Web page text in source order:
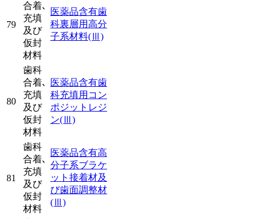
79
合着､
充填
及び
仮封
材料
医薬品含有歯
科裏層用高分
子系材料(Ⅲ)
80
歯科
合着､
充填
及び
仮封
材料
医薬品含有歯
科充填用コン
ポジットレジ
ン(Ⅲ)
81
歯科
合着､
充填
及び
仮封
材料
医薬品含有高
分子系ブラケ
ット接着材及
び歯面調整材
(Ⅲ)